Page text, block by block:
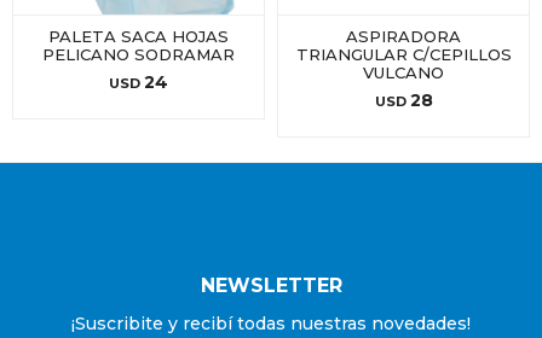
PALETA SACA HOJAS
PELICANO SODRAMAR
USD 24
ASPIRADORA
TRIANGULAR C/CEPILLOS
VULCANO
USD 28
NEWSLETTER
¡Suscribite y recibí todas nuestras novedades!